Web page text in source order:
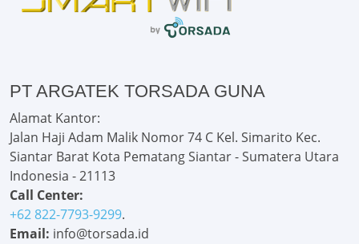
PT ARGATEK TORSADA GUNA
Alamat Kantor:
Jalan Haji Adam Malik Nomor 74 C Kel. Simarito Kec.
Siantar Barat Kota Pematang Siantar - Sumatera Utara
Indonesia - 21113
Call Center:
+62 822-7793-9299.
Email: info@torsada.id